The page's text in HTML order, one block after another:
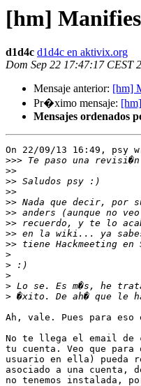
[hm]
d1d4c d1d4c en aktivix.org
Dom Sep 22 17:47:17 CEST
Mensaje anterior: [hm]
Pr�ximo mensaje:
Mensajes ordenados
On 22/09/13 16:49, psy
>>>
>>
>>
>>
>>
>>
>>
>>
>>
>
>
>
>
>
Ah, vale. Pues para eso
No te llega el email de
tu cuenta. Veo que
usuario en ella) pueda
asociado a una cuenta,
no tenemos instalada,